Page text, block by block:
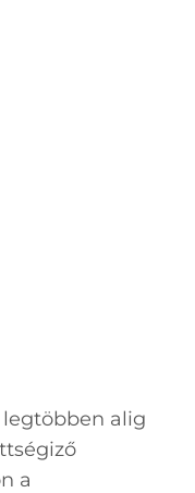
alig
a